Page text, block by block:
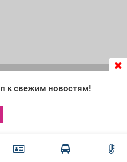
к свежим новостям!
cookie, которые
работу сайта и сбора
качества сервисов.